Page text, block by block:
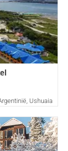
, Ushuaia